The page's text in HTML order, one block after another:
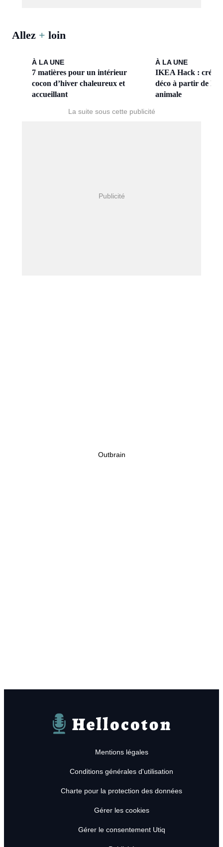
Allez + loin
À LA UNE
7 matières pour un intérieur
cocon d’hiver chaleureux et
accueillant
À LA UNE
IKEA Hack : créez
déco à partir de la
animale
Outbrain
Hellocoton
Mentions légales
Conditions générales d'utilisation
Charte pour la protection des données
Gérer les cookies
Gérer le consentement Utiq